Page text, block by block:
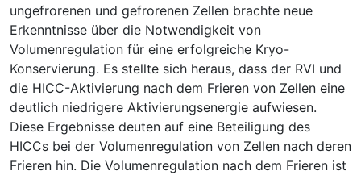
ungefrorenen und gefrorenen Zellen brachte neue
Erkenntnisse über die Notwendigkeit von
Volumenregulation für eine erfolgreiche Kryo-
Konservierung. Es stellte sich heraus, dass der RVI und
die HICC-Aktivierung nach dem Frieren von Zellen eine
deutlich niedrigere Aktivierungsenergie aufwiesen.
Diese Ergebnisse deuten auf eine Beteiligung des
HICCs bei der Volumenregulation von Zellen nach deren
Frieren hin. Die Volumenregulation nach dem Frieren ist